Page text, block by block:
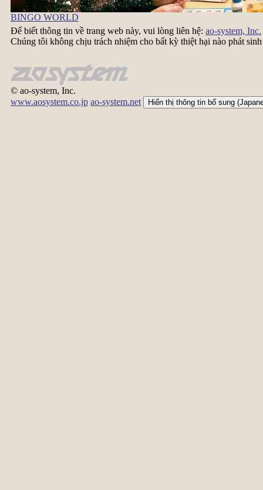
BINGO WORLD
Để biết thông tin về trang web này, vui lòng liên hệ: ao-system, Inc.
Chúng tôi không chịu trách nhiệm cho bất kỳ thiệt hại nào phát
© ao-system, Inc.
www.aosystem.co.jp ao-system.net Hiển thị thông tin bổ sung